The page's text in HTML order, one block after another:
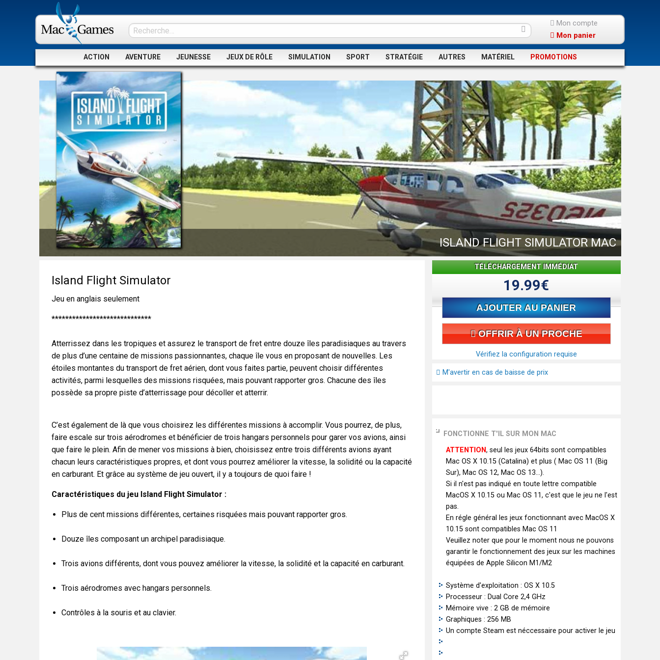
Mon compte
Mon panier
ACTION AVENTURE JEUNESSE JEUX DE RÔLE SIMULATION SPORT STRATÉGIE AUTRES MATÉRIEL PROMOTIONS
ISLAND FLIGHT SIMULATOR MAC
Island Flight Simulator
Jeu en anglais seulement
*****************************
Atterrissez dans les tropiques et assurez le transport de fret entre douze îles paradisiaques au travers
de plus d’une centaine de missions passionnantes, chaque île vous en proposant de nouvelles. Les
étoiles montantes du transport de fret aérien, dont vous faites partie, peuvent choisir différentes
activités, parmi lesquelles des missions risquées, mais pouvant rapporter gros. Chacune des îles
possède sa propre piste d’atterrissage pour décoller et atterrir.
C’est également de là que vous choisirez les différentes missions à accomplir. Vous pourrez, de plus,
faire escale sur trois aérodromes et bénéficier de trois hangars personnels pour garer vos avions, ainsi
que faire le plein. Afin de mener vos missions à bien, choisissez entre trois différents avions ayant
chacun leurs caractéristiques propres, et dont vous pourrez améliorer la vitesse, la solidité ou la capacité
en carburant. Et grâce au système de jeu ouvert, il y a toujours de quoi faire !
Caractéristiques du jeu Island Flight Simulator :
Plus de cent missions différentes, certaines risquées mais pouvant rapporter gros.
Douze îles composant un archipel paradisiaque.
Trois avions différents, dont vous pouvez améliorer la vitesse, la solidité et la capacité en carburant.
Trois aérodromes avec hangars personnels.
Contrôles à la souris et au clavier.
TÉLÉCHARGEMENT IMMÉDIAT
19.99€
AJOUTER AU PANIER
OFFRIR À UN PROCHE
Vérifiez la configuration requise
M'avertir en cas de baisse de prix
FONCTIONNE T'IL SUR MON MAC
ATTENTION, seul les jeux 64bits sont compatibles
Mac OS X 10.15 (Catalina) et plus ( Mac OS 11 (Big
Sur), Mac OS 12, Mac OS 13...).
Si il n'est pas indiqué en toute lettre compatible
MacOS X 10.15 ou Mac OS 11, c'est que le jeu ne l'est
pas.
En régle général les jeux fonctionnant avec MacOS X
10.15 sont compatibles Mac OS 11
Veuillez noter que pour le moment nous ne pouvons
garantir le fonctionnement des jeux sur les machines
équipées de Apple Silicon M1/M2
Système d'exploitation : OS X 10.5
Processeur : Dual Core 2,4 GHz
Mémoire vive : 2 GB de mémoire
Graphiques : 256 MB
Un compte Steam est néccessaire pour activer le jeu